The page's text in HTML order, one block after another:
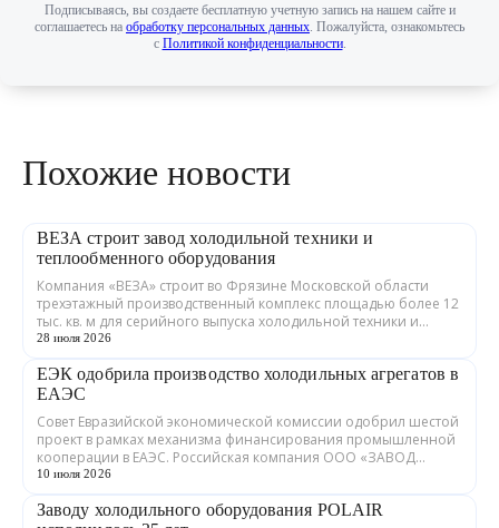
Подписываясь, вы создаете бесплатную учетную запись на нашем сайте и
соглашаетесь на обработку персональных данных . Пожалуйста, ознакомьтесь
с Политикой конфиденциальности.
Похожие новости
ВЕЗА строит завод холодильной техники и
теплообменного оборудования
Компания «ВЕЗА» строит во Фрязине Московской области
трехэтажный производственный комплекс площадью более 12
тыс. кв. м для серийного выпуска холодильной техники и
теплообменного оборудования. ...
28 июля 2026
ЕЭК одобрила производство холодильных агрегатов в
ЕАЭС
Совет Евразийской экономической комиссии одобрил шестой
проект в рамках механизма финансирования промышленной
кооперации в ЕАЭС. Российская компания ООО «ЗАВОД
ГРАДИЕНТ» совместно с предприятия...
10 июля 2026
Заводу холодильного оборудования POLAIR